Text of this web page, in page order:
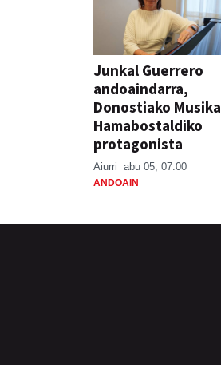
Junkal Guerrero
andoaindarra,
Donostiako Musika
Hamabostaldiko
protagonista
Aiurri abu 05, 07:00
ANDOAIN